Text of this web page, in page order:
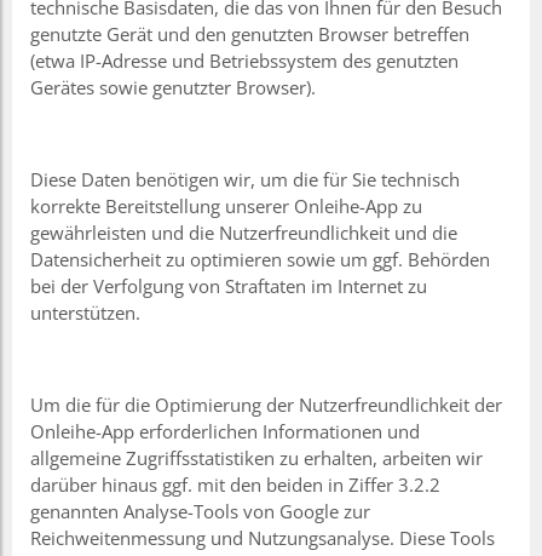
technische Basisdaten, die das von Ihnen für den Besuch
genutzte Gerät und den genutzten Browser betreffen
(etwa IP-Adresse und Betriebssystem des genutzten
Gerätes sowie genutzter Browser).
Diese Daten benötigen wir, um die für Sie technisch
korrekte Bereitstellung unserer Onleihe-App zu
gewährleisten und die Nutzerfreundlichkeit und die
Datensicherheit zu optimieren sowie um ggf. Behörden
bei der Verfolgung von Straftaten im Internet zu
unterstützen.
Um die für die Optimierung der Nutzerfreundlichkeit der
Onleihe-App erforderlichen Informationen und
allgemeine Zugriffsstatistiken zu erhalten, arbeiten wir
darüber hinaus ggf. mit den beiden in Ziffer 3.2.2
genannten Analyse-Tools von Google zur
Reichweitenmessung und Nutzungsanalyse. Diese Tools